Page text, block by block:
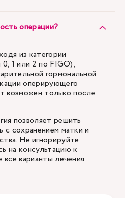
операции?
из категории
1 или 2 по FIGO),
гормональной
оперирующего
возможен только после
позволяет решить
с сохранением матки и
Не игнорируйте
на консультацию к
варианты лечения.